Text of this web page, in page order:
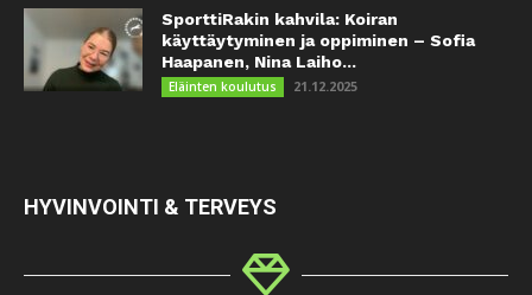
SporttiRakin kahvila: Koiran
käyttäytyminen ja oppiminen – Sofia
Haapanen, Nina Laiho...
Eläinten koulutus 21.12.2025
HYVINVOINTI & TERVEYS